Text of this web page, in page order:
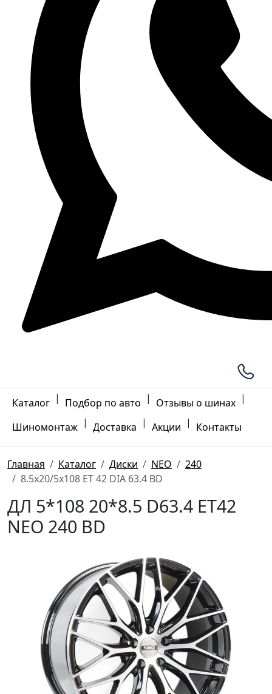
Каталог | Подбор по авто | Отзывы о шинах |
Шиномонтаж | Доставка | Акции | Контакты
Главная Каталог Диски NEO
240
8.5x20/5x108 ET 42 DIA 63.4 BD
ДЛ 5*108 20*8.5 D63.4 ET42
NEO 240 BD